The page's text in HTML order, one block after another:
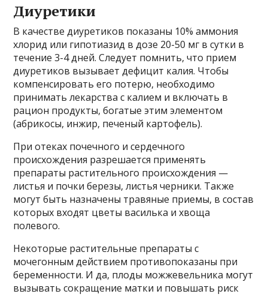
Диуретики
В качестве диуретиков показаны 10% аммония
хлорид или гипотиазид в дозе 20-50 мг в сутки в
течение 3-4 дней. Следует помнить, что прием
диуретиков вызывает дефицит калия. Чтобы
компенсировать его потерю, необходимо
принимать лекарства с калием и включать в
рацион продукты, богатые этим элементом
(абрикосы, инжир, печеный картофель).
При отеках почечного и сердечного
происхождения разрешается применять
препараты растительного происхождения —
листья и почки березы, листья черники. Также
могут быть назначены травяные приемы, в состав
которых входят цветы василька и хвоща
полевого.
Некоторые растительные препараты с
мочегонным действием противопоказаны при
беременности. И да, плоды можжевельника могут
вызывать сокращение матки и повышать риск